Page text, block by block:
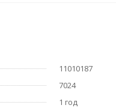
11010187
7024
1 год